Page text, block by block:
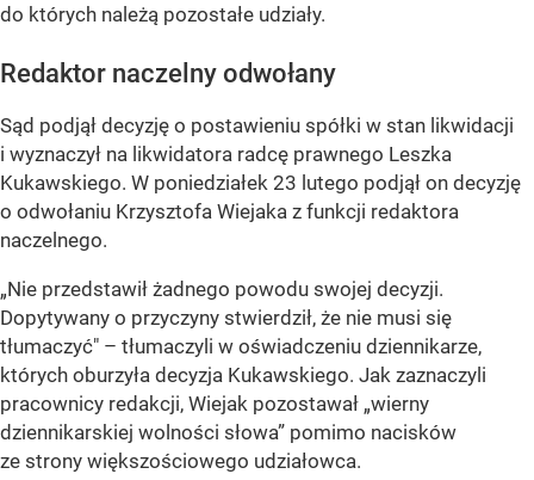
do których należą pozostałe udziały.
Redaktor naczelny odwołany
Sąd podjął decyzję o postawieniu spółki w stan likwidacji
i wyznaczył na likwidatora radcę prawnego Leszka
Kukawskiego. W poniedziałek 23 lutego podjął on decyzję
o odwołaniu Krzysztofa Wiejaka z funkcji redaktora
naczelnego.
„Nie przedstawił żadnego powodu swojej decyzji.
Dopytywany o przyczyny stwierdził, że nie musi się
tłumaczyć" – tłumaczyli w oświadczeniu dziennikarze,
których oburzyła decyzja Kukawskiego. Jak zaznaczyli
pracownicy redakcji, Wiejak pozostawał „wierny
dziennikarskiej wolności słowa” pomimo nacisków
ze strony większościowego udziałowca.